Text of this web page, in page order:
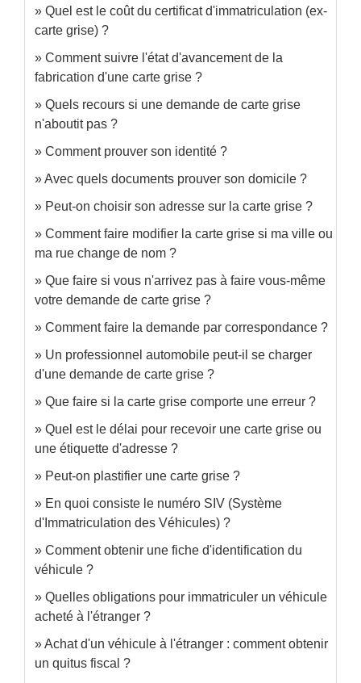
Quel est le coût du certificat d'immatriculation (ex-
carte grise) ?
Comment suivre l'état d'avancement de la
fabrication d'une carte grise ?
Quels recours si une demande de carte grise
n'aboutit pas ?
Comment prouver son identité ?
Avec quels documents prouver son domicile ?
Peut-on choisir son adresse sur la carte grise ?
Comment faire modifier la carte grise si ma ville ou
ma rue change de nom ?
Que faire si vous n'arrivez pas à faire vous-même
votre demande de carte grise ?
Comment faire la demande par correspondance ?
Un professionnel automobile peut-il se charger
d'une demande de carte grise ?
Que faire si la carte grise comporte une erreur ?
Quel est le délai pour recevoir une carte grise ou
une étiquette d'adresse ?
Peut-on plastifier une carte grise ?
En quoi consiste le numéro SIV (Système
d'Immatriculation des Véhicules) ?
Comment obtenir une fiche d'identification du
véhicule ?
Quelles obligations pour immatriculer un véhicule
acheté à l'étranger ?
Achat d'un véhicule à l'étranger : comment obtenir
un quitus fiscal ?